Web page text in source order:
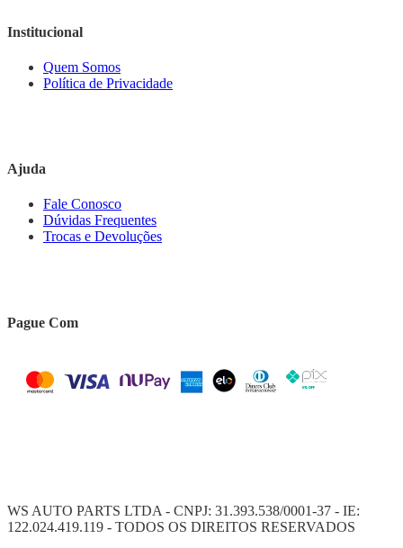
Institucional
Quem Somos
Política de Privacidade
Ajuda
Fale Conosco
Dúvidas Frequentes
Trocas e Devoluções
Pague Com
WS AUTO PARTS LTDA - CNPJ: 31.393.538/0001-37 - IE:
122.024.419.119 - TODOS OS DIREITOS RESERVADOS